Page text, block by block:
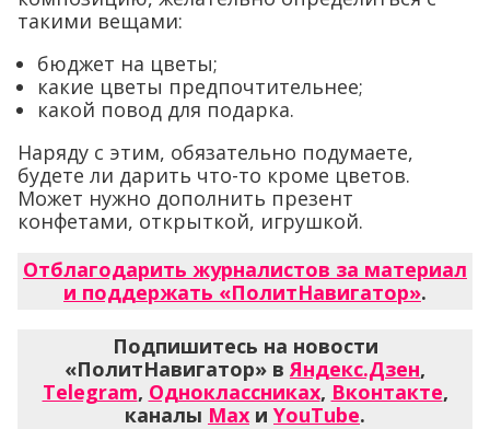
такими вещами:
бюджет на цветы;
какие цветы предпочтительнее;
какой повод для подарка.
Наряду с этим, обязательно подумаете,
будете ли дарить что-то кроме цветов.
Может нужно дополнить презент
конфетами, открыткой, игрушкой.
Отблагодарить журналистов за материал
и поддержать «ПолитНавигатор».
Подпишитесь на новости
«ПолитНавигатор» вЯндекс.Дзен,
Telegram, Одноклассниках, Вконтакте,
каналы Max и YouTube.